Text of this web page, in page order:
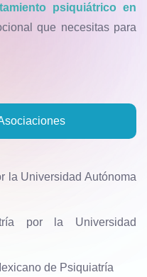
psiquiátrico en
que necesitas para
la Universidad Autónoma
por la Universidad
de Psiquiatría